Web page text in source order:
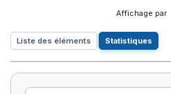
Liste des éléments Statistiques